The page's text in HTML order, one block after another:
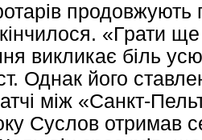
продовжують
«Грати
викликає біль
Однак його
між «Санкт-
Суслов отримав